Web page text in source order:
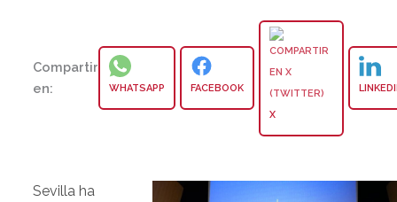
Compartir
en:
WHATSAPP FACEBOOK
X
Sevilla ha